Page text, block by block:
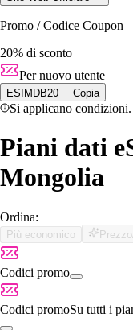
Promo / Codice Coupon
20% di sconto
Per nuovo utente
ESIMDB20 Copia
Si applicano condizioni.
Piani dati
Mongolia
Ordina:
Più economico
Codici promo
Codici promoSu tutti i